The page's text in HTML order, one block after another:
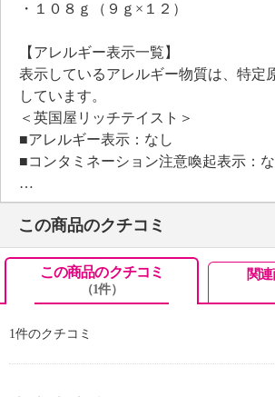
・１０８ｇ（９ｇ×１２）
【アレルギー表示一覧】
表示しているアレルギー物質は、特定
しています。
＜英国屋リッチテイスト＞
■アレルギー表示：なし
■コンタミネーション注意喚起表示：
【原材料】
・コーヒー豆（生豆生産国名：ブラジ
ア、グアテマラ）
【保存方法】
【期限表示】
この商品のクチコミ
この商品のクチコミ
（1件）
関
1件のクチコミ